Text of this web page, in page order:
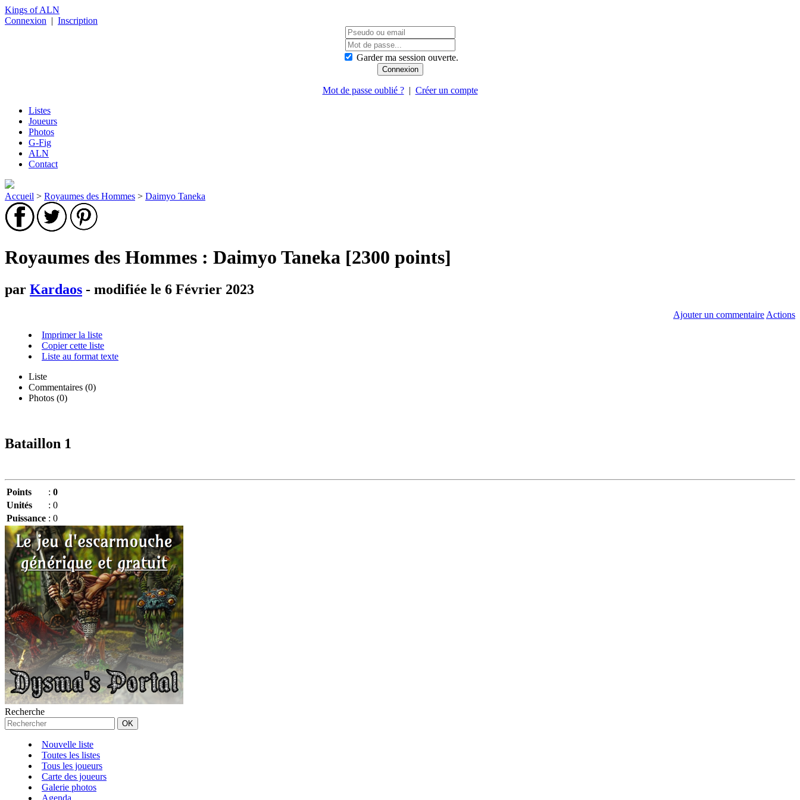
Kings of ALN
Connexion | Inscription
Garder ma session ouverte.
Mot de passe oublié ?| Créer un compte
Listes
Joueurs
Photos
G-Fig
ALN
Contact
Accueil > Royaumes des Hommes > Daimyo Taneka
Royaumes des Hommes : Daimyo Taneka [2300 points]
par Kardaos - modifiée le 6 Février 2023
Ajouter un commentaire Actions
Imprimer la liste
Copier cette liste
Liste au format texte
Liste
Commentaires (0)
Photos (0)
Bataillon 1
Points : 0
Unités
: 0
Puissance : 0
Recherche
Nouvelle liste
Toutes les listes
Tous les joueurs
Carte des joueurs
Galerie photos
Agenda